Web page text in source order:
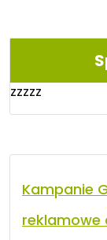
zzzzz
Kampanie
reklamowe